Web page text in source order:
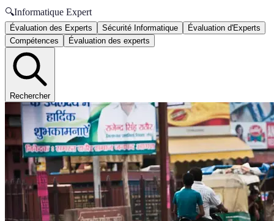
🔍Informatique Expert
Évaluation des Experts Sécurité Informatique
Évaluation d'Experts
Compétences
Évaluation des experts
Rechercher